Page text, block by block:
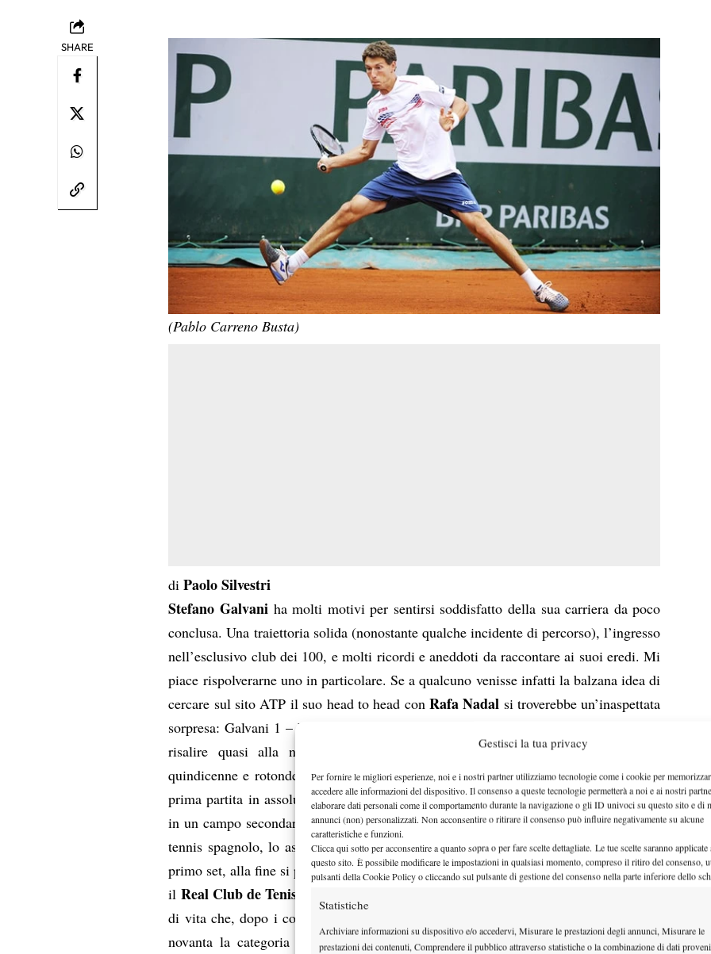
Gestisci la tua privacy
Per fornire le migliori esperienze, noi e i nostri partner utilizziamo tecnologie come i cookie per
accedere alle informazioni del dispositivo. Il consenso a queste tecnologie permetterà a noi e ai nostri
elaborare dati personali come il comportamento durante la navigazione o gli ID univoci su questo sito e di
annunci (non) personalizzati. Non acconsentire o ritirare il consenso può influire negativamente su alcune
caratteristiche e funzioni.
Clicca qui sotto per acconsentire a quanto sopra o per fare scelte dettagliate. Le tue scelte saranno applicate
questo sito. È possibile modificare le impostazioni in qualsiasi momento, compreso il ritiro del consenso,
pulsanti della Cookie Policy o cliccando sul pulsante di gestione del consenso nella parte inferiore dello
Statistiche
Archiviare informazioni su dispositivo e/o accedervi, Misurare le prestazioni degli annunci, Misurare le
prestazioni dei contenuti, Comprendere il pubblico attraverso statistiche o la combinazione di dati
SHARE
(Pablo Carreno Busta)
diPaolo Silvestri
Stefano Galvaniha molti motivi per sentirsi soddisfatto della sua carriera da poco
conclusa. Una traiettoria solida (nonostante qualche incidente di percorso), l’ingresso
nell’esclusivo club dei 100, e molti ricordi e aneddoti da raccontare ai suoi eredi. Mi
piace rispolverarne uno in particolare. Se a qualcuno venisse infatti la balzana idea di
cercare sul sito ATP il suo head to head con Rafa Nadal si troverebbe un’inaspettata
sorpresa: Galvani 1 – Nadal 0. Come scusa?!? Sì, sì, proprio così, anche se bisogna
risalire quasi alla notte dei tempi, concretamente al 2001, quando un Rafa
quindicenne e rotondetto debuttava in un torneo Challenger, dove aveva vinto la sua
prima partita in assoluto a livello internazionale, approdando al secondo turno. Qui,
in un campo secondario gremito di curiosi accorsi per vedere il nuovo fenomeno del
tennis spagnolo, lo aspettava il nostro ben più scafato tennista che, pur perdendo il
primo set, alla fine si portava a casa partita e torneo. Lo scenario di questo debutto fu
il Real Club de Tenis Betis di Siviglia
di vita che, dopo i corrispondenti cambi di livello, ha raggiunto a partire dagli anni
novanta la categoria Challenger. Si tratta, sempre per rimanere nell’ambito delle